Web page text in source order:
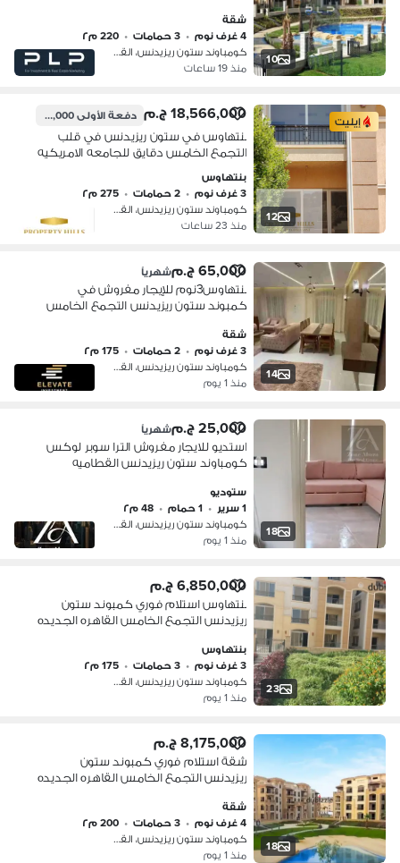
10
شقة
4 غرف نوم
• 3 حمامات • 220 م٢
كومباوند ستون ريزيدنس، القطامية
منذ 19 ساعات
12
إيليت 18,566,000 ج.م دفعة الأولى6,000,000 ج.م
بنتهاوس في ستون ريزيدنس في قلب
التجمع الخامس دقايق للجامعه الامريكيه
الجديده بمقدم 6 مليون مليون
بنتهاوس
3 غرف نوم
• 2 حمامات • 275 م٢
كومباوند ستون ريزيدنس، القطامية
منذ 23 ساعات
14
65,000 ج.م شهرياً
بنتهاوس3نوم للإيجار مفروش في
كمبوند ستون ريزيدنس التجمع الخامس
شقة
3 غرف نوم
• 2 حمامات • 175 م٢
كومباوند ستون ريزيدنس، القطامية
منذ 1 يوم
18
25,000 ج.م شهرياً
استديو للايجار مفروش الترا سوبر لوكس
كومباوند ستون ريزيدنس القطاميه
ستوديو
1 سرير
• 1 حمام • 48 م٢
كومباوند ستون ريزيدنس، القطامية
منذ 1 يوم
23
6,850,000 ج.م
بنتهاوس استلام فوري كمبوند ستون
ريزيدنس التجمع الخامس القاهره الجديده
بنتهاوس
3 غرف نوم
• 3 حمامات • 175 م٢
كومباوند ستون ريزيدنس، القطامية
منذ 1 يوم
18
8,175,000 ج.م
شقة استلام فوري كمبوند ستون
ريزيدنس التجمع الخامس القاهره الجديده
شقة
4 غرف نوم
• 3 حمامات • 200 م٢
كومباوند ستون ريزيدنس، القطامية
منذ 1 يوم